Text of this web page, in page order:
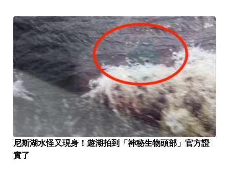
尼斯湖水怪又現身！遊湖拍到「神秘生物頭部」官方證
實了